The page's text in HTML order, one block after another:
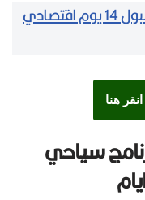
أفضل برنامج سياحي اسطنبول 14 يوم اقتصادي
هنا
سياحي